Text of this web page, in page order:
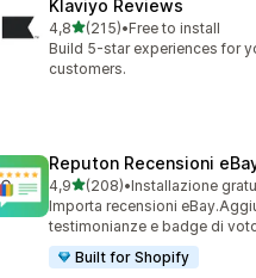
Klaviyo Reviews
4,8stelle su 5
(215)
215 recensioni totali
•Free to install
Build 5-star experiences for
customers.
Reputon Recensioni
4,9stelle su 5
(208)
208 recensioni totali
•Installazione
Importa recensioni
testimonianze e badge di
Built for Shopify